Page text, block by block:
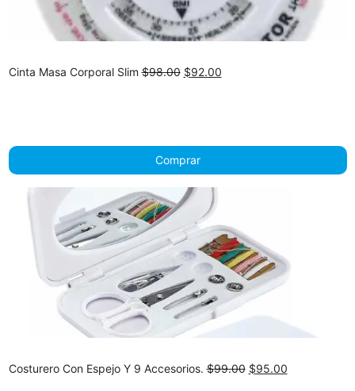
Cinta Masa Corporal Slim$98.00 Original
$92.00Current
Comprar
Costurero Con Espejo Y 9 Accesorios.$99.00 Original
$95.00Current